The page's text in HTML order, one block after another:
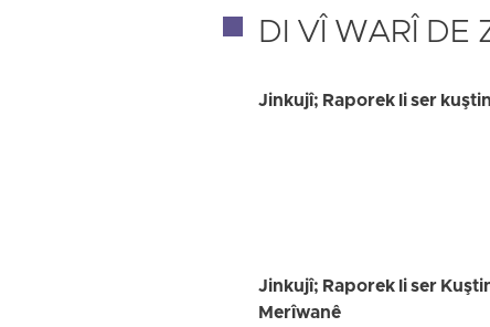
DI VÎ WARÎ DE
Jinkujî; Raporek li ser
Jinkujî; Raporek li ser
Merîwanê